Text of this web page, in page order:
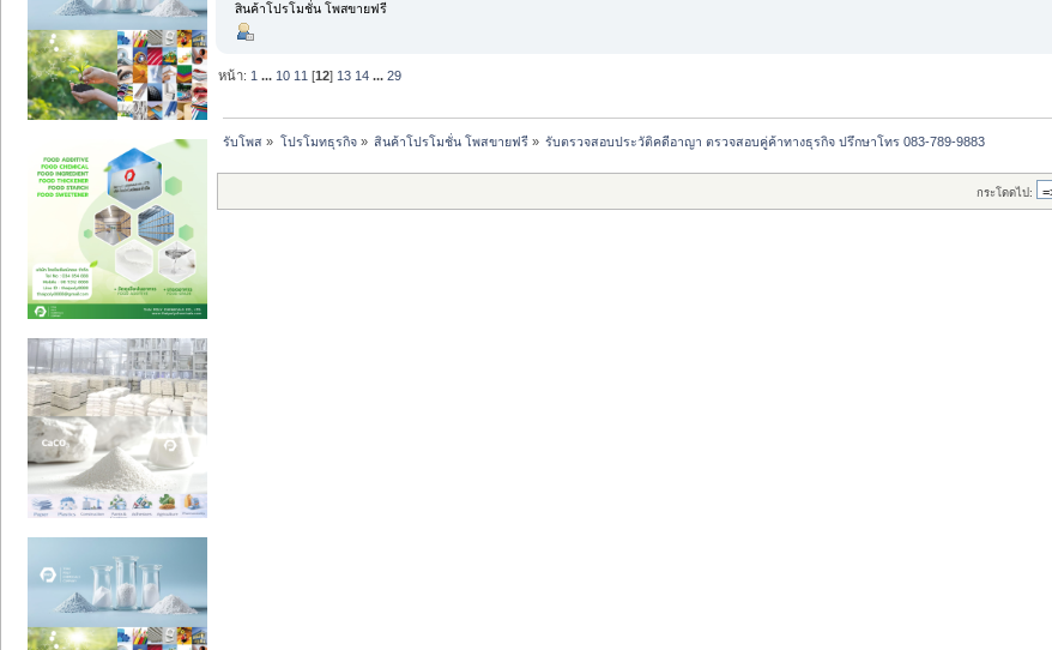
สินค้าโปรโมชั่น โพสขายฟรี
หน้า: 1 ... 10 11 [12] 13 14 ...29
รับโพส » โปรโมทธุรกิจ» สินค้าโปรโมชั่น โพสขายฟรี» รับตรวจสอบประวัติคดีอาญา ตรวจสอบคู่ค้าทางธุรกิจ ปรึกษาโทร 083-789-9883
กระโดดไป: